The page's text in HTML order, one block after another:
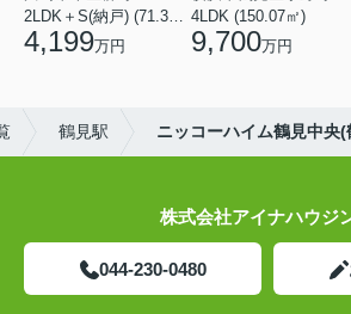
4,199万円
4LDK (150.07㎡)
9,700万円
鶴見駅 ニッコーハイム鶴見中央(
株式会社アイナハウジ
044-230-0480